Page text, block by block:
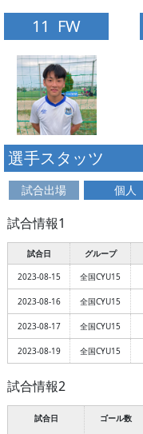
11 FW
選手スタッツ
試合出場 個人
試合情報1
試合日 グループ
2023-08-15 全国CYU15
2023-08-16 全国CYU15
2023-08-17 全国CYU15
2023-08-19 全国CYU15
試合情報2
試合日 ゴール数